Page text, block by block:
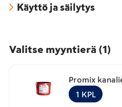
Käyttö ja säilytys
Valitse myyntierä (1 )
Promix
1 KPL